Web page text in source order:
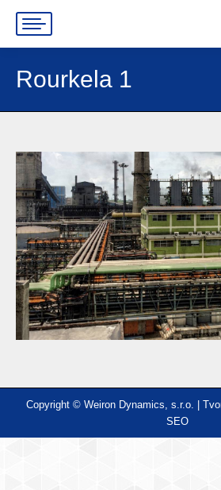
Rourkela 1
Copyright © Weiron Dynamics, s.r.o. |
SEO